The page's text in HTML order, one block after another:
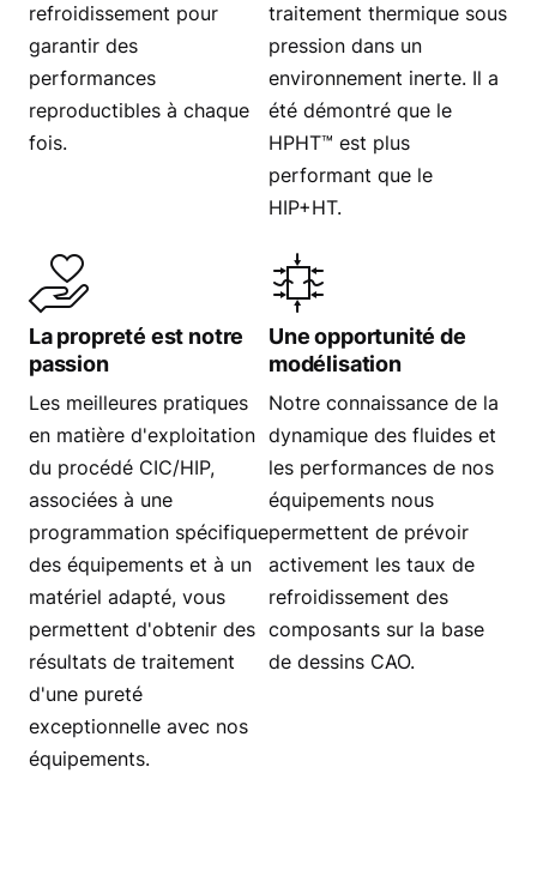
refroidissement pour
garantir des
performances
reproductibles à chaque
fois.
traitement thermique sous
pression dans un
environnement inerte. Il a
été démontré que le
HPHT™ est plus
performant que le
HIP+HT.
La propreté est notre
passion
Les meilleures pratiques
en matière d'exploitation
du procédé CIC/HIP,
associées à une
programmation spécifique
des équipements et à un
matériel adapté, vous
permettent d'obtenir des
résultats de traitement
d'une pureté
exceptionnelle avec nos
équipements.
Une opportunité de
modélisation
Notre connaissance de la
dynamique des fluides et
les performances de nos
équipements nous
permettent de prévoir
activement les taux de
refroidissement des
composants sur la base
de dessins CAO.